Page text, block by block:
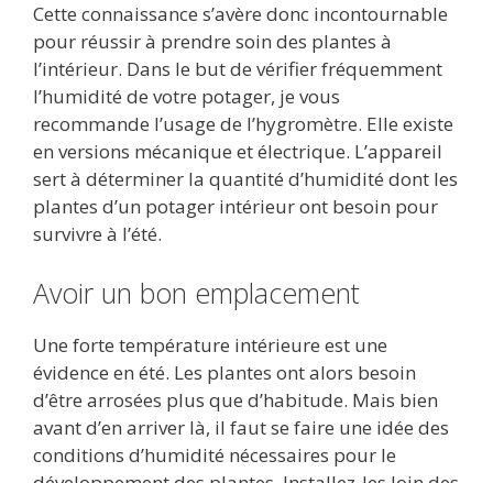
Cette connaissance s’avère donc incontournable
pour réussir à prendre soin des plantes à
l’intérieur. Dans le but de vérifier fréquemment
l’humidité de votre potager, je vous
recommande l’usage de l’hygromètre. Elle existe
en versions mécanique et électrique. L’appareil
sert à déterminer la quantité d’humidité dont les
plantes d’un potager intérieur ont besoin pour
survivre à l’été.
Avoir un bon emplacement
Une forte température intérieure est une
évidence en été. Les plantes ont alors besoin
d’être arrosées plus que d’habitude. Mais bien
avant d’en arriver là, il faut se faire une idée des
conditions d’humidité nécessaires pour le